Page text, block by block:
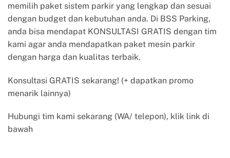
memilih paket sistem parkir yang lengkap dan sesuai
dengan budget dan kebutuhan anda. Di BSS Parking,
anda bisa mendapat KONSULTASI GRATIS dengan tim
kami agar anda mendapatkan paket mesin parkir
dengan harga dan kualitas terbaik.
Konsultasi GRATIS sekarang! (+ dapatkan promo
menarik lainnya)
Hubungi tim kami sekarang (WA/ telepon), klik link di
bawah